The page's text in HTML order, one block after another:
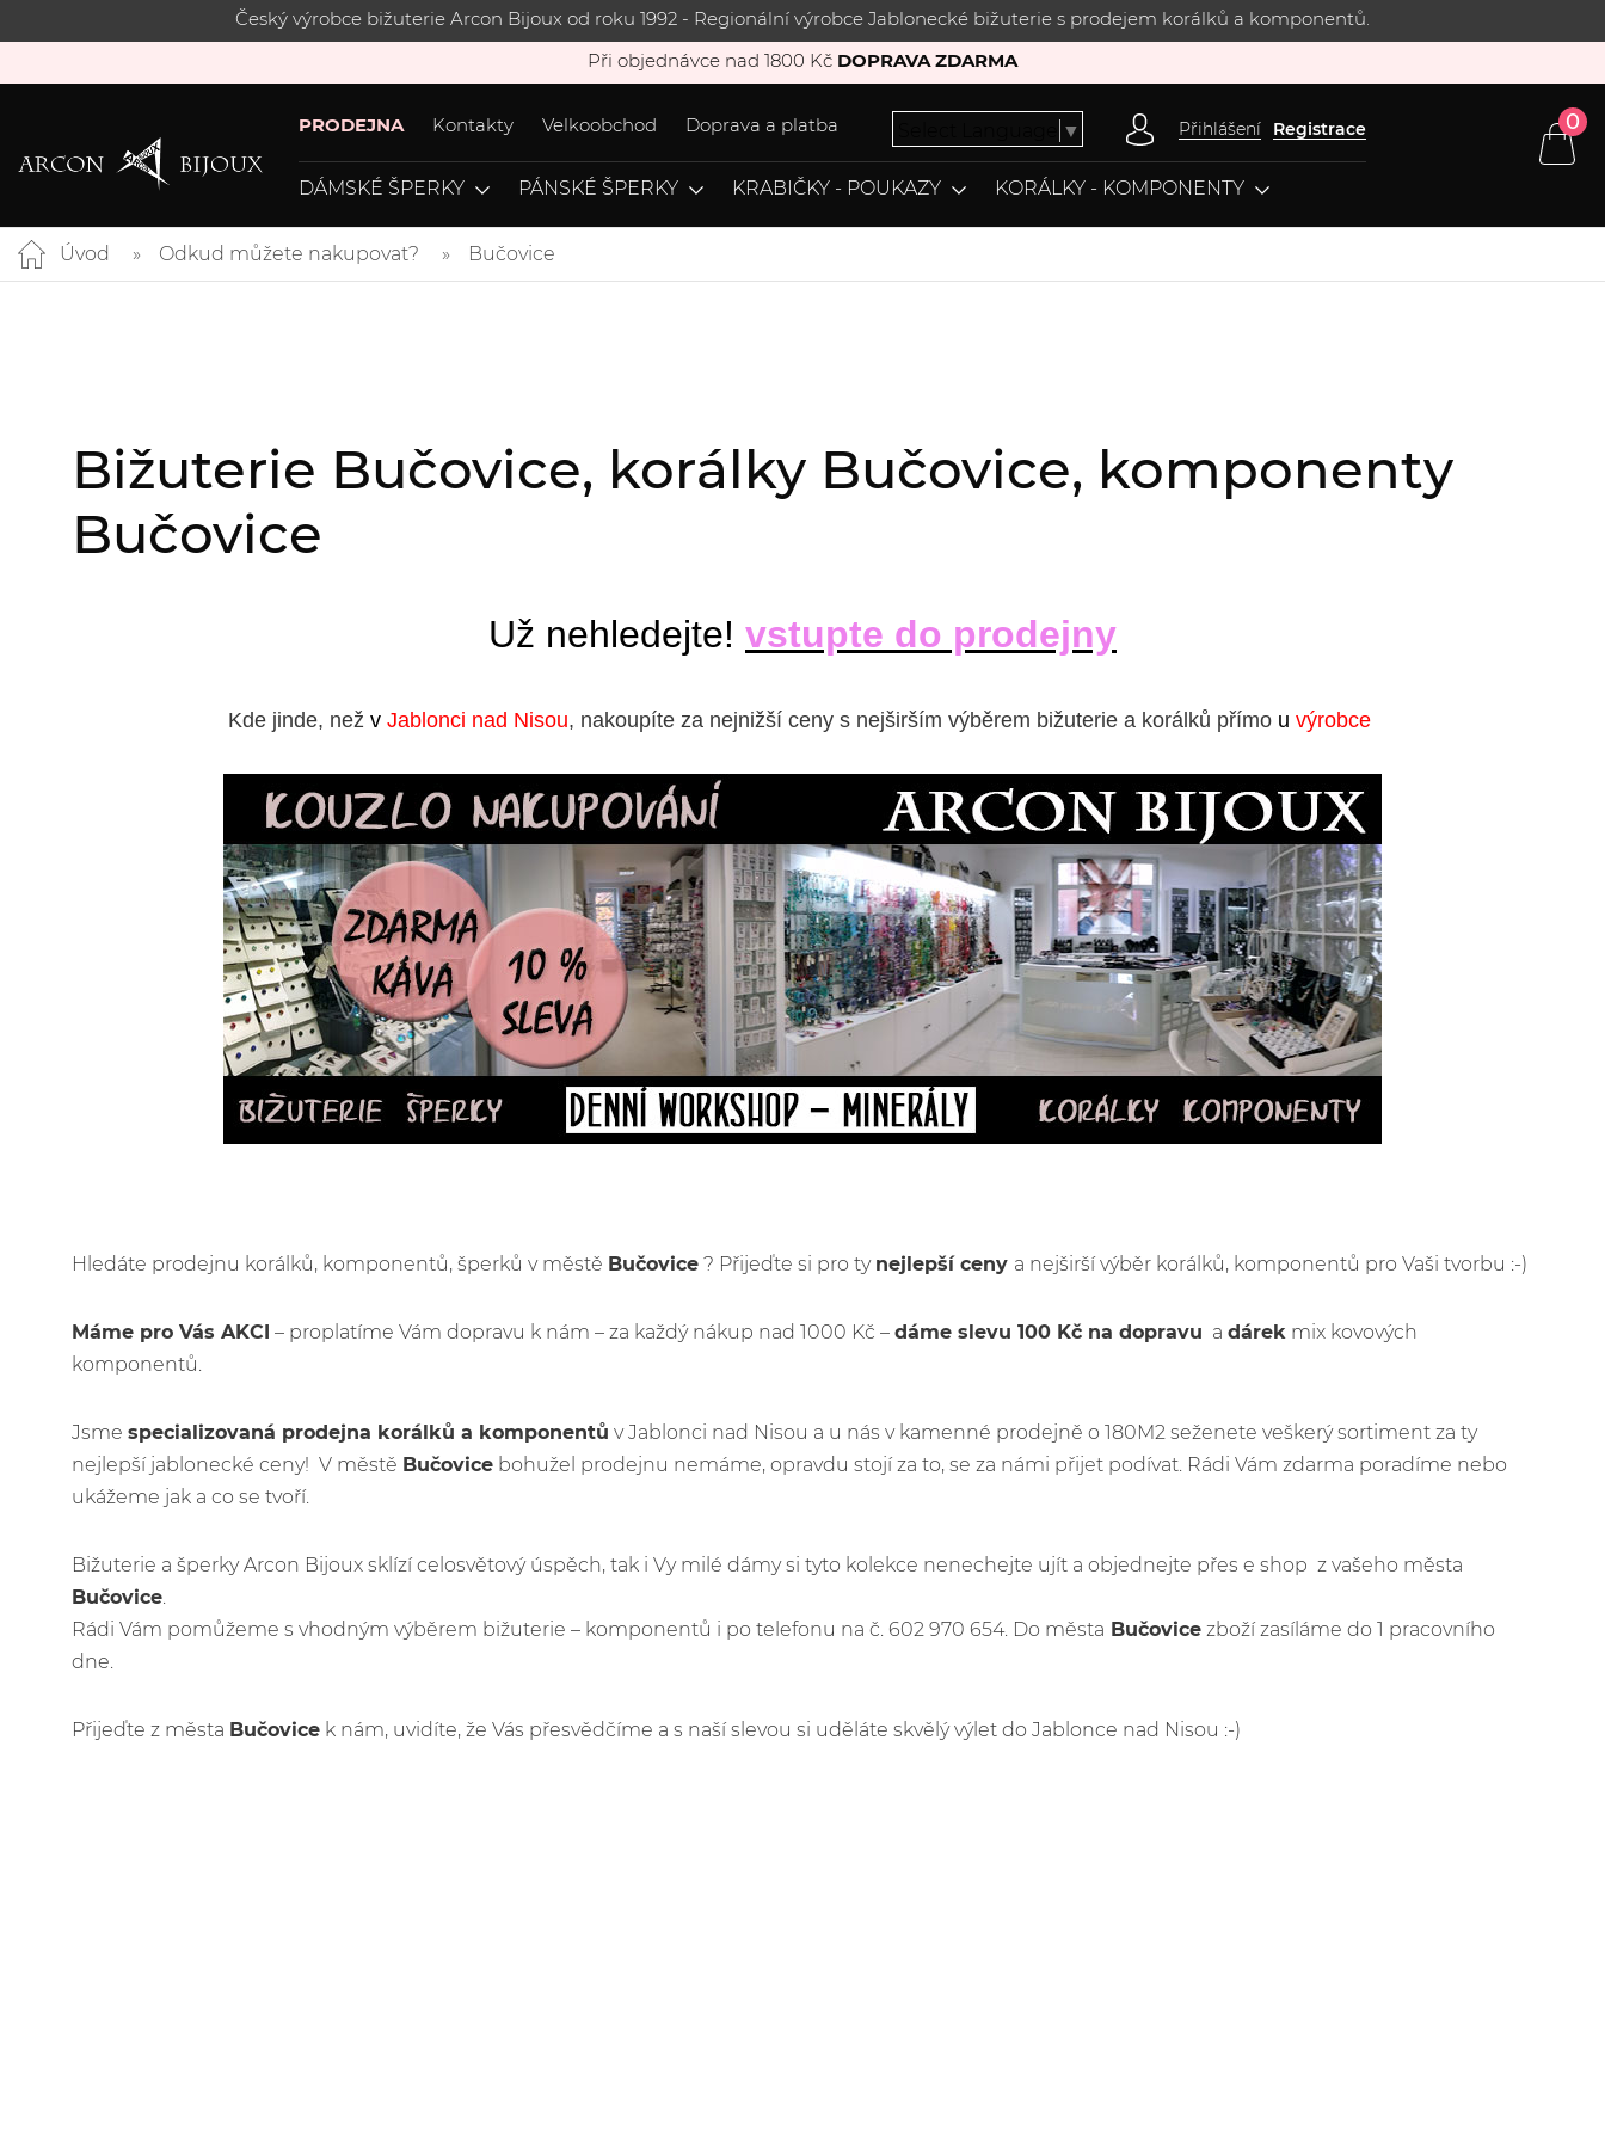
Český výrobce bižuterie Arcon Bijoux od roku 1992 - Regionální výrobce Jablonecké bižuterie s prodejem korálků a komponentů.
Při objednávce nad 1800 Kč DOPRAVA ZDARMA
PRODEJNA Kontakty Velkoobchod Doprava a platba ▼ Přihlášení Registrace 0
DÁMSKÉ ŠPERKY PÁNSKÉ ŠPERKY KRABIČKY - POUKAZY KORÁLKY - KOMPONENTY
Úvod Odkud můžete nakupovat? Bučovice
Bižuterie Bučovice, korálky Bučovice, komponenty
Bučovice
Už nehledejte! vstupte do prodejny
Kde jinde, než v Jablonci nad Nisou, nakoupíte za nejnižší ceny s nejširším výběrem bižuterie a korálků přímo u výrobce
Hledáte prodejnu korálků, komponentů, šperků v městě Bučovice ? Přijeďte si pro ty nejlepší ceny a nejširší výběr korálků, komponentů pro Vaši tvorbu :-)
Máme pro Vás AKCI – proplatíme Vám dopravu k nám – za každý nákup nad 1000 Kč – dáme slevu 100 Kč na dopravu a dárek mix kovových
komponentů.
Jsme specializovaná prodejna korálků a komponentů v Jablonci nad Nisou a u nás v kamenné prodejně o 180M2 seženete veškerý sortiment za ty
nejlepší jablonecké ceny! V městě Bučovice bohužel prodejnu nemáme, opravdu stojí za to, se za námi přijet podívat. Rádi Vám zdarma poradíme nebo
ukážeme jak a co se tvoří.
Bižuterie a šperky Arcon Bijoux sklízí celosvětový úspěch, tak i Vy milé dámy si tyto kolekce nenechejte ujít a objednejte přes e shop z vašeho města
Bučovice.
Rádi Vám pomůžeme s vhodným výběrem bižuterie – komponentů i po telefonu na č. 602 970 654. Do města Bučovice zboží zasíláme do 1 pracovního
dne.
Přijeďte z města Bučovice k nám, uvidíte, že Vás přesvědčíme a s naší slevou si uděláte skvělý výlet do Jablonce nad Nisou :-)